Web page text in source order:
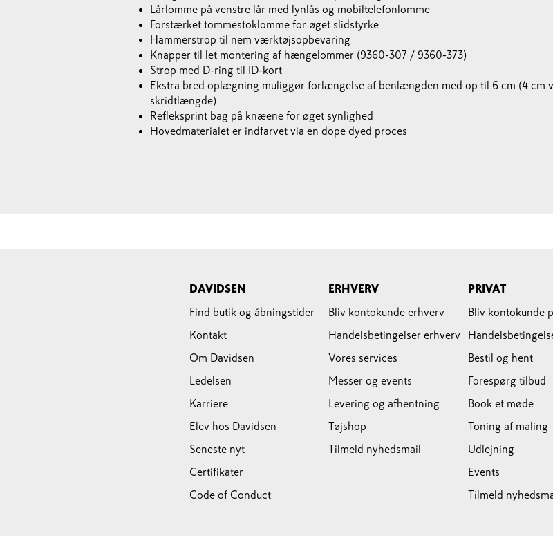
Lårlomme på venstre lår med lynlås og mobiltelefonlomme
Forstærket tommestoklomme for øget slidstyrke
Hammerstrop til nem værktøjsopbevaring
Knapper til let montering af hængelommer (9360-307 / 9360-373)
Strop med D-ring til ID-kort
Ekstra bred oplægning muliggør forlængelse af benlængden med op til 6 cm (4 cm
skridtlængde)
Refleksprint bag på knæene for øget synlighed
Hovedmaterialet er indfarvet via en dope dyed proces
DAVIDSEN
Find butik og åbningstider
Kontakt
Om Davidsen
Ledelsen
Karriere
Elev hos Davidsen
Seneste nyt
Certifikater
Code of Conduct
ERHVERV
Bliv kontokunde erhverv
Handelsbetingelser erhverv
Vores services
Messer og events
Levering og afhentning
Tøjshop
Tilmeld nyhedsmail
PRIVAT
Bliv kontokunde
Bestil og hent
Forespørg tilbud
Book et møde
Toning af maling
Udlejning
Events
Tilmeld